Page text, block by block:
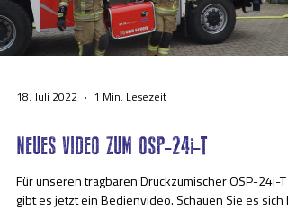
Load video
18. Juli 2022 1 Min. Lesezeit
NEUES VIDEO ZUM OSP-24i-T